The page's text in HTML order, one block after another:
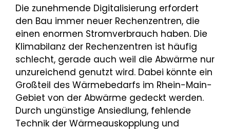
Die zunehmende Digitalisierung erfordert
den Bau immer neuer Rechenzentren, die
einen enormen Stromverbrauch haben. Die
Klimabilanz der Rechenzentren ist häufig
schlecht, gerade auch weil die Abwärme nur
unzureichend genutzt wird. Dabei könnte ein
Großteil des Wärmebedarfs im Rhein-Main-
Gebiet von der Abwärme gedeckt werden.
Durch ungünstige Ansiedlung, fehlende
Technik der Wärmeauskopplung und